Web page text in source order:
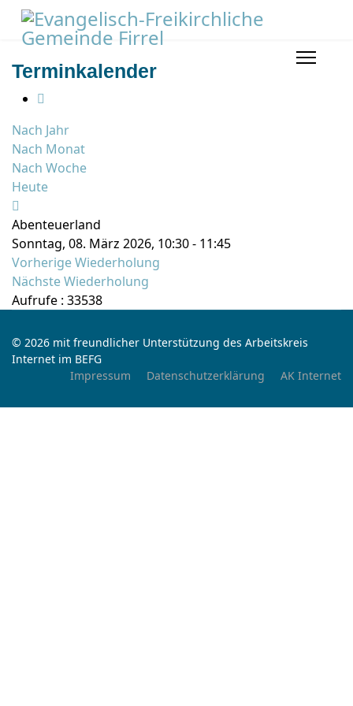
Terminkalender
Nach Jahr
Nach Monat
Nach Woche
Heute
Abenteuerland
Sonntag, 08. März 2026, 10:30 - 11:45
Vorherige Wiederholung
Nächste Wiederholung
Aufrufe : 33538
© 2026 mit freundlicher Unterstützung des Arbeitskreis
Internet im BEFG
Impressum
Datenschutzerklärung AK Internet